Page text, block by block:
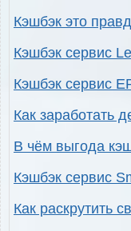
Кэшбэк это
Кэшбэк сервис
Кэшбэк сервис
Как заработать
В чём выгода
Кэшбэк сервис
Как раскрутить